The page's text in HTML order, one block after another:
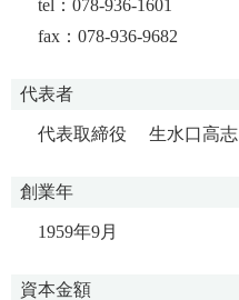
tel：078-936-1601
fax：078-936-9682
代表者
代表取締役 生水口高志
創業年
1959年9月
資本金額